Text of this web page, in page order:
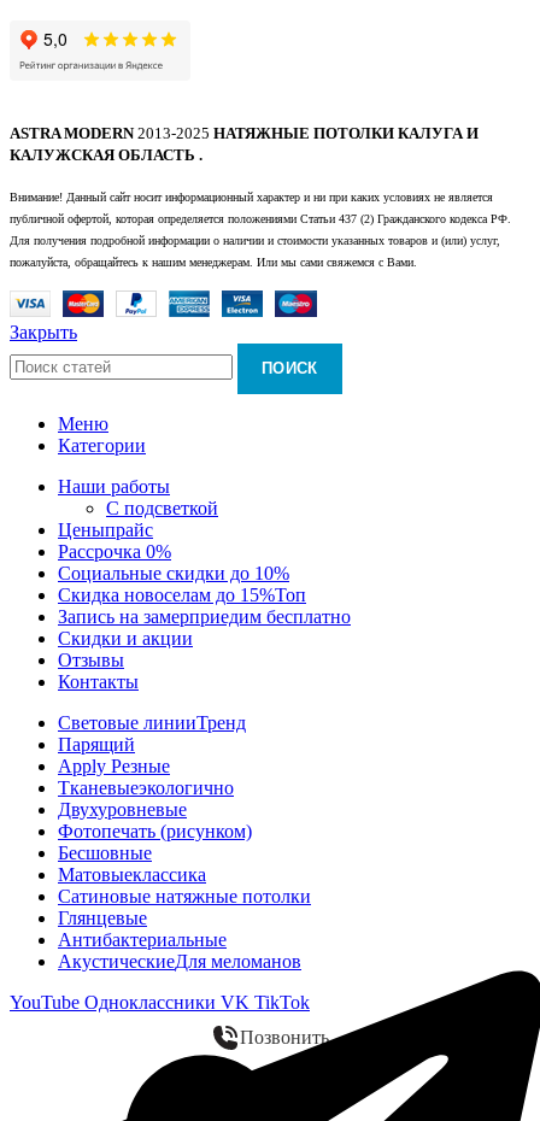
ASTRA MODERN2013-2025 НАТЯЖНЫЕ ПОТОЛКИ КАЛУГА И
КАЛУЖСКАЯ ОБЛАСТЬ .
Внимание! Данный сайт носит информационный характер и ни при каких условиях не является
публичной офертой, которая определяется положениями Статьи 437 (2) Гражданского кодекса РФ.
Для получения подробной информации о наличии и стоимости указанных товаров и (или) услуг,
пожалуйста, обращайтесь к нашим менеджерам. Или мы сами свяжемся с Вами.
Закрыть
ПОИСК
Меню
Категории
Наши работы
С подсветкой
Ценыпрайс
Рассрочка 0%
Социальные скидки до 10%
Скидка новоселам до 15%Топ
Запись на замерприедим бесплатно
Скидки и акции
Отзывы
Контакты
Световые линииТренд
Парящий
Apply Резные
Тканевыеэкологично
Двухуровневые
Фотопечать (рисунком)
Бесшовные
Матовыеклассика
Сатиновые натяжные потолки
Глянцевые
Антибактериальные
АкустическиеДля меломанов
YouTube Одноклассники VK TikTok
Позвонить